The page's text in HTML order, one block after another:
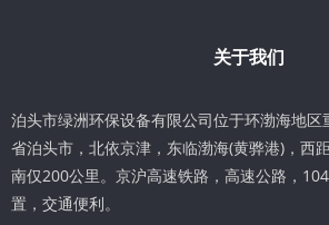
关于我们
泊头市绿洲环保设备有限公司位于环渤海地
省泊头市，北依京津，东临渤海(黄骅港)，西
南仅200公里。京沪高速铁路，高速公路，
置，交通便利。